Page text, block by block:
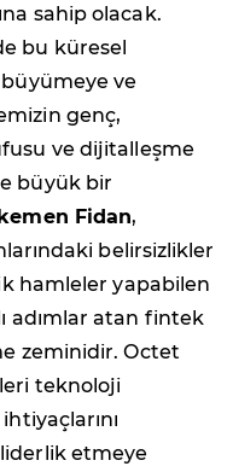
sahip olacak.
bu küresel
ve
genç,
ve dijitalleşme
büyük bir
Fidan,
belirsizlikler
hamleler yapabilen
adımlar atan fintek
zeminidir. Octet
teknoloji
etmeye